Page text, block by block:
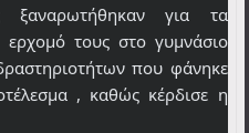
ξαναρωτήθηκαν για τα
τους στο γυμνάσιο
που φάνηκε
, καθώς κέρδισε η